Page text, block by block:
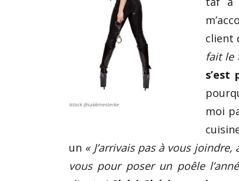
Istock @sakkmesterke
client
fait le
s’est
moi
un « J’arrivais pas à vous
vous pour poser un poêle